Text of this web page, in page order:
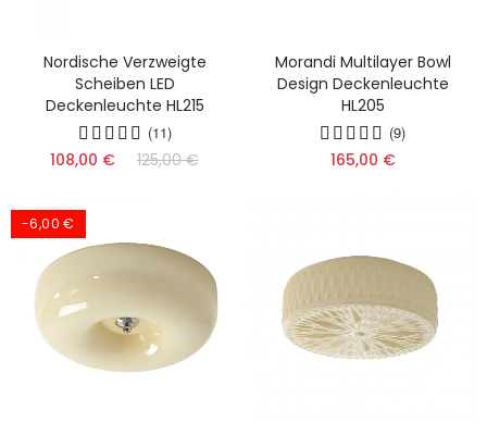
Nordische Verzweigte
Scheiben LED
Deckenleuchte HL215
(11)
108,00 € 125,00 €
Morandi Multilayer Bowl
Design Deckenleuchte
HL205
(9)
165,00 €
-6,00 €